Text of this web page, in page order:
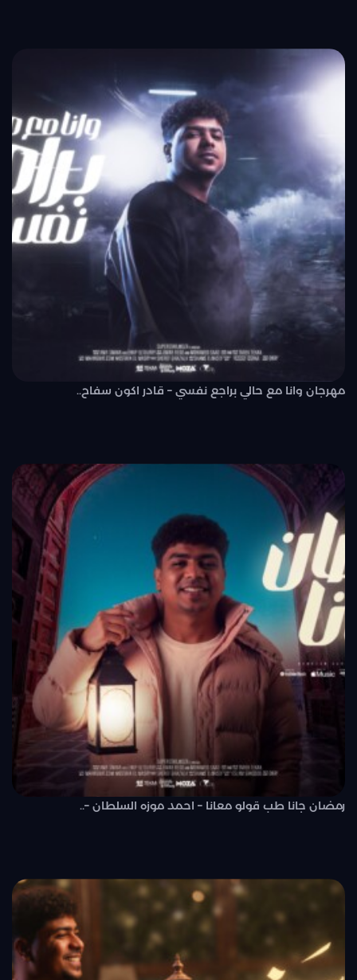
مهرجان وانا مع حالي براجع نفسي – قادر اكون سفاح..
رمضان جانا طب قولو معانا – احمد موزه السلطان –..